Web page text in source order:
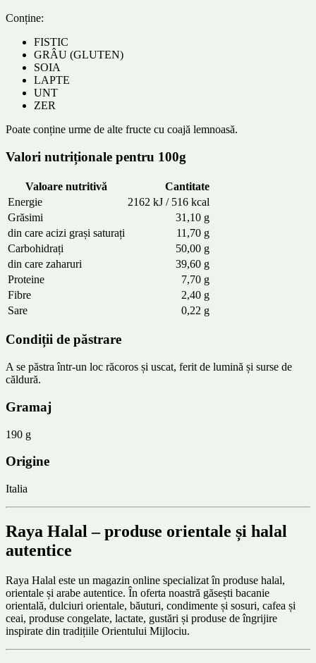
Conține:
FISTIC
GRÂU (GLUTEN)
SOIA
LAPTE
UNT
ZER
Poate conține urme de alte fructe cu coajă lemnoasă.
Valori nutriționale pentru 100g
Valoare nutritivă
Cantitate
Energie
2162 kJ / 516 kcal
Grăsimi
31,10 g
din care acizi grași saturați
11,70 g
Carbohidrați
50,00 g
din care zaharuri
39,60 g
Proteine
7,70 g
Fibre
2,40 g
Sare
0,22 g
Condiții de păstrare
A se păstra într-un loc răcoros și uscat, ferit de lumină și surse de
căldură.
Gramaj
190 g
Origine
Italia
Raya Halal – produse orientale și halal
autentice
Raya Halal este un magazin online specializat în produse halal,
orientale și arabe autentice. În oferta noastră găsești bacanie
orientală, dulciuri orientale, băuturi, condimente și sosuri, cafea și
ceai, produse congelate, lactate, gustări și produse de îngrijire
inspirate din tradițiile Orientului Mijlociu.